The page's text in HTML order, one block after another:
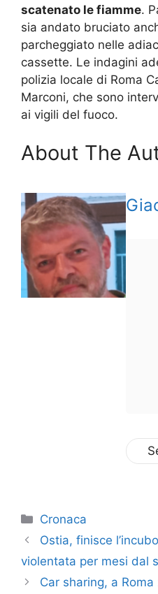
scatenato le fiamme.
sia andato bruciato
parcheggiato nelle
cassette. Le indagini
polizia locale di Roma
Marconi, che sono
ai vigili del fuoco.
About The
Categorie
Cronaca
Ostia, finisce
violentata per mesi dal
Car sharing, a